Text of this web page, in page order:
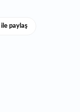
ile paylaş